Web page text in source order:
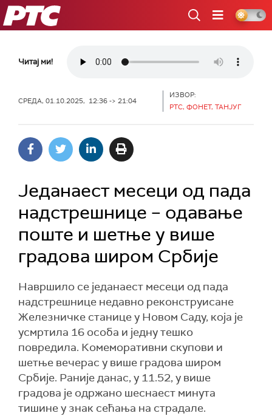
РТС
Читај ми!
СРЕДА, 01.10.2025, 12:36 -> 21:04
ИЗВОР:
РТС, ФОНЕТ, ТАНЈУГ
Једанаест месеци од пада
надстрешнице – одавање
поште и шетње у више
градова широм Србије
Навршило се једанаест месеци од пада
надстрешнице недавно реконструисане
Железничке станице у Новом Саду, која је
усмртила 16 особа и једну тешко
повредила. Комеморативни скупови и
шетње вечерас у више градова широм
Србије. Раније данас, у 11.52, у више
градова је одржано шеснаест минута
тишине у знак сећања на страдале.